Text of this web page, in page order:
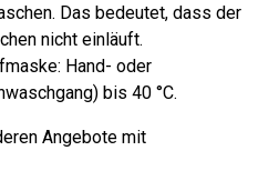
Das bedeutet, dass der
nicht einläuft.
Hand- oder
bis 40 °C.
Angebote mit